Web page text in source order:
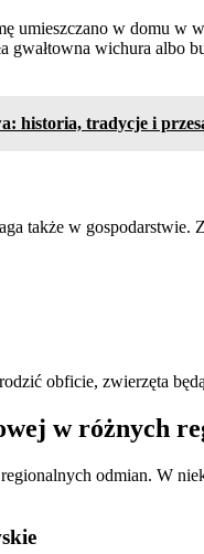
umieszczano w domu w
gwałtowna wichura
historia, tradycje i
także w gospodarstwie.
obficie, zwierzęta
w różnych
odmian. W